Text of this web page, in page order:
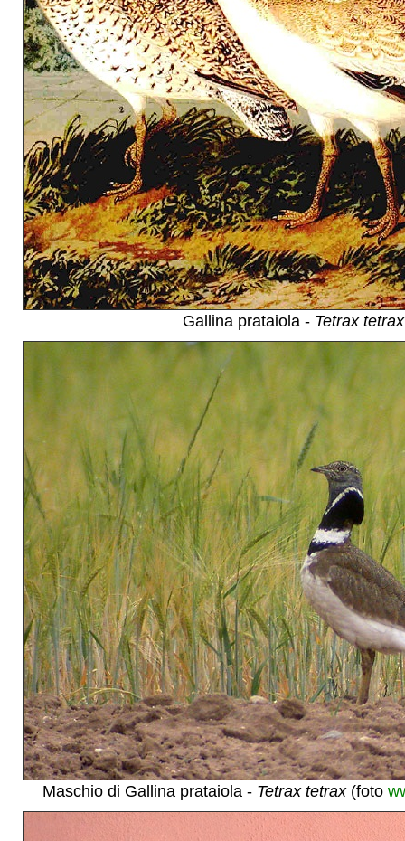
Gallina prataiola - Tetrax tetrax
Maschio di Gallina prataiola - Tetrax tetrax(foto